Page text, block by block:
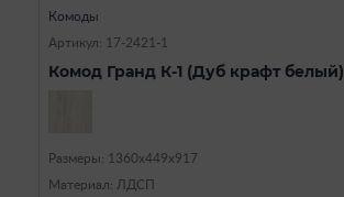
Комоды
Артикул: 17-2421-1
Комод Гранд К-1 (Дуб крафт белый)
Размеры: 1360х449х917
Материал: ЛДСП